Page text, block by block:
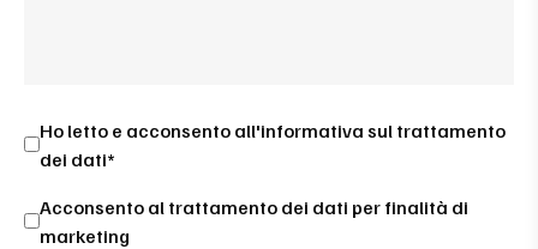
Ho letto e acconsento all'informativa sul trattamento
dei dati*
Acconsento al trattamento dei dati per finalità di
marketing